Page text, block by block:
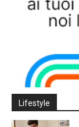
Lifestyle